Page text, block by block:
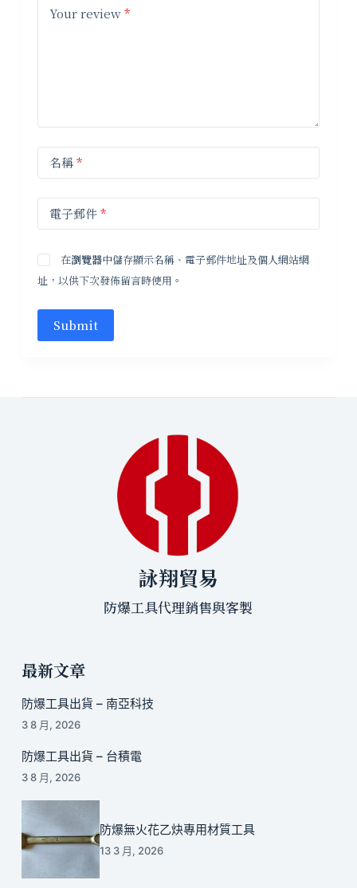
Your review*
名稱*
電子郵件*
在瀏覽器中儲存顯示名稱、電子郵件地址及個人網站網
址，以供下次發佈留言時使用。
Submit
詠翔貿易
防爆工具代理銷售與客製
最新文章
防爆工具出貨 – 南亞科技
3 8 月, 2026
防爆工具出貨 – 台積電
3 8 月, 2026
防爆無火花乙炔專用材質工具
13 3 月, 2026